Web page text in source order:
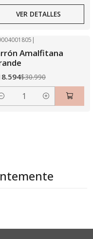
VER DETALLES
|
Amalfitana
$30.990